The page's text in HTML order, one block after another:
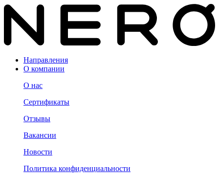
Направления
О компании
О нас
Сертификаты
Отзывы
Вакансии
Новости
Политика конфиденциальности